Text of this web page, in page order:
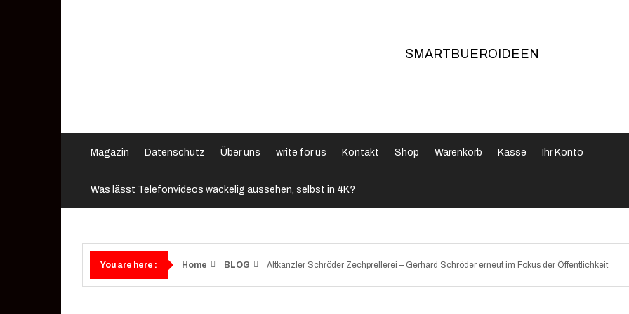
SMARTBUEROIDEEN
Magazin Datenschutz Über uns write for us Kontakt Shop Warenkorb Kasse Ihr Konto
Was lässt Telefonvideos wackelig aussehen, selbst in 4K?
You are here : Home BLOG Altkanzler Schröder Zechprellerei – Gerhard Schröder erneut im Fokus der Öffentlichkeit